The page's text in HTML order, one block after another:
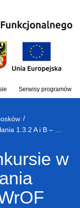
Serwisy programów
/
w